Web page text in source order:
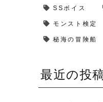
SSボイス
モンスト検定
秘海の冒険船
最近の投